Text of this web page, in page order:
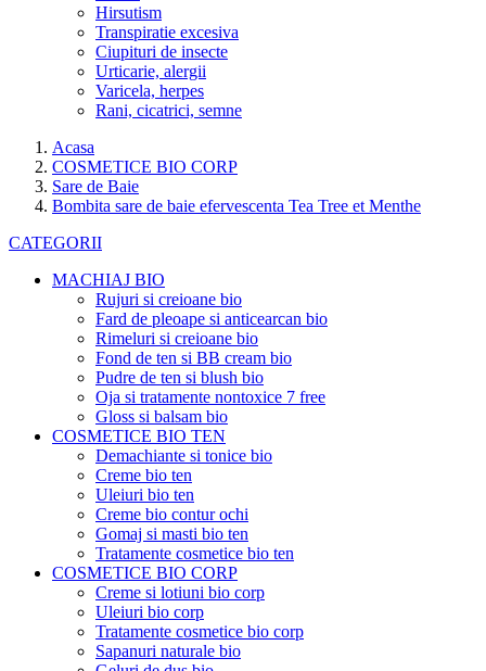
Hirsutism
Transpiratie excesiva
Ciupituri de insecte
Urticarie, alergii
Varicela, herpes
Rani, cicatrici, semne
Acasa
COSMETICE BIO CORP
Sare de Baie
Bombita sare de baie efervescenta Tea Tree et Menthe
CATEGORII
MACHIAJ BIO
Rujuri si creioane bio
Fard de pleoape si anticearcan bio
Rimeluri si creioane bio
Fond de ten si BB cream bio
Pudre de ten si blush bio
Oja si tratamente nontoxice 7 free
Gloss si balsam bio
COSMETICE BIO TEN
Demachiante si tonice bio
Creme bio ten
Uleiuri bio ten
Creme bio contur ochi
Gomaj si masti bio ten
Tratamente cosmetice bio ten
COSMETICE BIO CORP
Creme si lotiuni bio corp
Uleiuri bio corp
Tratamente cosmetice bio corp
Sapanuri naturale bio